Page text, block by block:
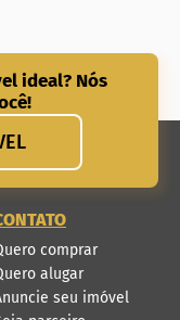
ideal? Nós
comprar
alugar
seu imóvel